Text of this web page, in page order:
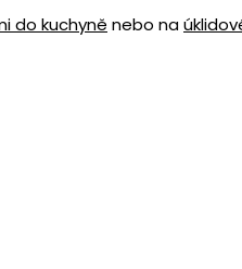
do kuchyně nebo na